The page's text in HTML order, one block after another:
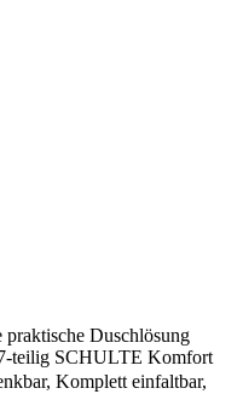
Komplett einfaltbar,
Duschlösung
teilig SCHULTE Komfort